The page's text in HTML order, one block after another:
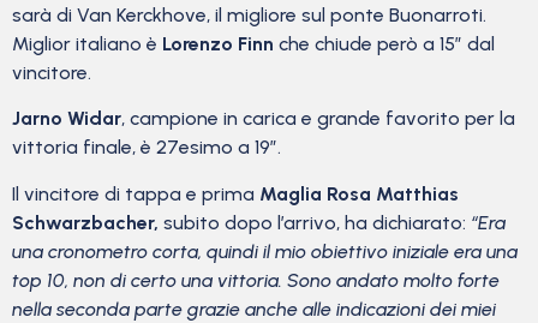
sarà di Van Kerckhove, il migliore sul ponte Buonarroti.
Miglior italiano è Lorenzo Finn che chiude però a 15″ dal
vincitore.
Jarno Widar, campione in carica e grande favorito per la
vittoria finale, è 27esimo a 19″.
Il vincitore di tappa e prima Maglia Rosa Matthias
Schwarzbacher, subito dopo l’arrivo, ha dichiarato: “Era
una cronometro corta, quindi il mio obiettivo iniziale era una
top 10, non di certo una vittoria. Sono andato molto forte
nella seconda parte grazie anche alle indicazioni dei miei